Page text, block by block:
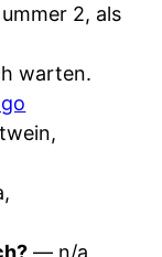
2, als
warten.
— n/a,